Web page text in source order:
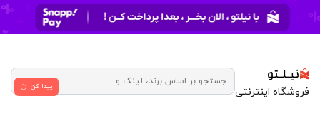
فروشگاه اینترنتی پیدا کن